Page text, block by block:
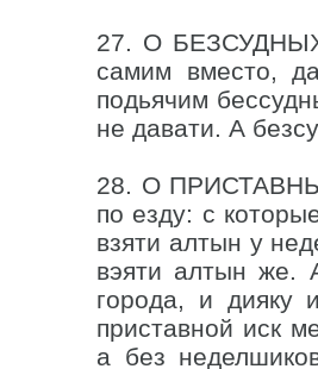
27. О
самим вместо,
подьячим
не давати. А
28. О
по езду: с
взяти алтын у
вэяти алтын же.
города, и дияку
приставной иск
а без